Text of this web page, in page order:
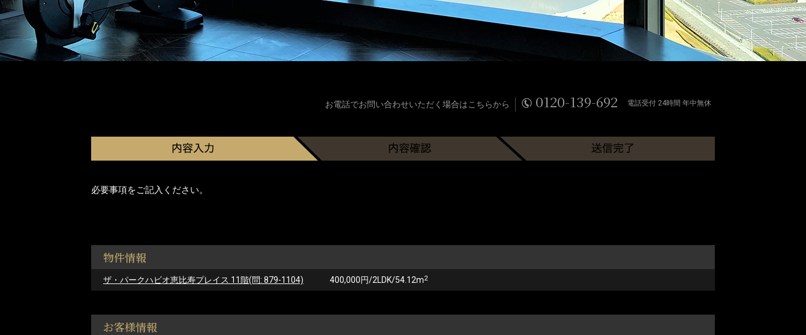
お電話でお問い合わせいただく場合はこちらから 0120-139-692 電話受付 24時間 年中無休
必要事項をご記入ください。
物件情報
ザ・パークハビオ恵比寿プレイス 11階(問: 879-1104) 400,000円/2LDK/54.12m2
お客様情報